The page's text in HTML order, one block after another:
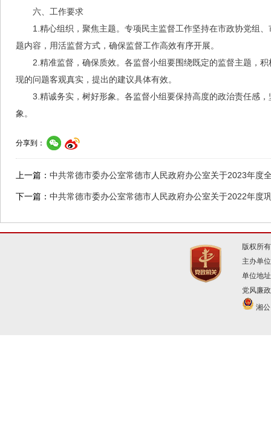
六、工作要求
1.精心组织，聚焦主题。专项民主监督工作坚持在市政协党组
题内容，用活监督方式，确保监督工作高效有序开展。
2.精准监督，确保质效。各监督小组要围绕既定的监督主题，
现的问题客观真实，提出的建议具体有效。
3.精诚务实，树好形象。各监督小组要保持高度的政治责任感
象。
分享到：
上一篇： 中共常德市委办公室常德市人民政府办公室关于2023年度
下一篇： 中共常德市委办公室常德市人民政府办公室关于2022年度
版权所
主办单
单位地
党风廉
湘